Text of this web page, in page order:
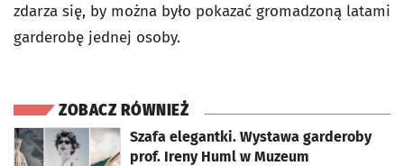
zdarza się, by można było pokazać gromadzoną latami
garderobę jednej osoby.
ZOBACZ RÓWNIEŻ
Szafa elegantki. Wystawa garderoby
prof. Ireny Huml w Muzeum
otworzy się w nowej karcie